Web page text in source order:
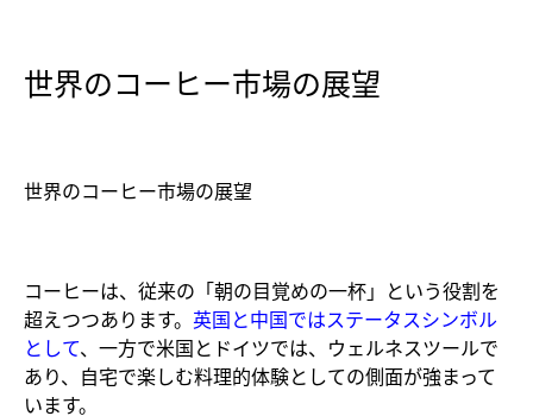
世界のコーヒー市場の展望
世界のコーヒー市場の展望
コーヒーは、従来の「朝の目覚めの一杯」という役割を
超えつつあります。 英国と中国ではステータスシンボル
として、一方で米国とドイツでは、ウェルネスツールで
あり、自宅で楽しむ料理的体験としての側面が強まって
います。